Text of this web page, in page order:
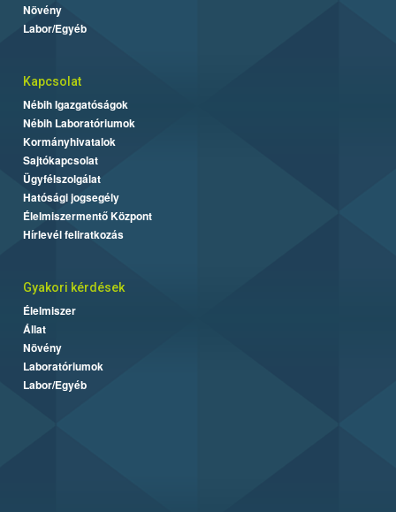
Növény
Labor/Egyéb
Kapcsolat
Nébih Igazgatóságok
Nébih Laboratóriumok
Kormányhivatalok
Sajtókapcsolat
Ügyfélszolgálat
Hatósági jogsegély
Élelmiszermentő Központ
Hírlevél feliratkozás
Gyakori kérdések
Élelmiszer
Állat
Növény
Laboratóriumok
Labor/Egyéb